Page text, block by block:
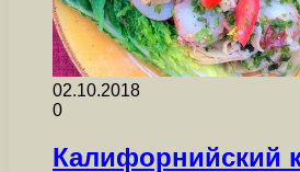
02.10.2018
0
Калифорнийский